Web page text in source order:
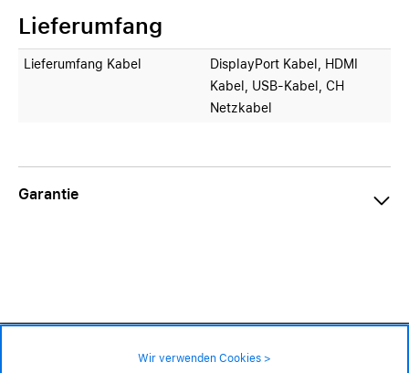
Lieferumfang
Lieferumfang Kabel
DisplayPort Kabel, HDMI
Kabel, USB-Kabel, CH
Netzkabel
Garantie
nicht an Lager – lieferbar auf Bestellung
Wir verwenden Cookies >